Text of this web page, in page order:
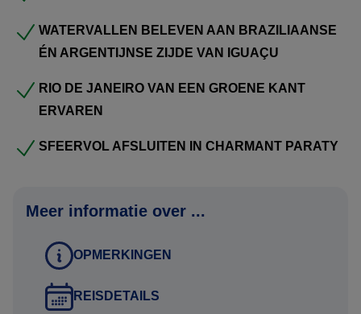
een ontspannen ambiance voordat de reis eindigt inSão
Paulo.
Uiteraard zijn wijzigingen nog mogelijk in het offertetraject.
dan verneem ik graag uw terugkoppeling.
de volgende gegevens:
Namen zoals vermeld in het paspoort
Paspoortnummers
WATERVALLEN BELEVEN AAN BRAZILIAANSE
ÉN ARGENTIJNSE ZIJDE VAN IGUAÇU
RIO DE JANEIRO VAN EEN GROENE KANT
ERVAREN
SFEERVOL AFSLUITEN IN CHARMANT PARATY
Meer informatie over ...
OPMERKINGEN
REISDETAILS